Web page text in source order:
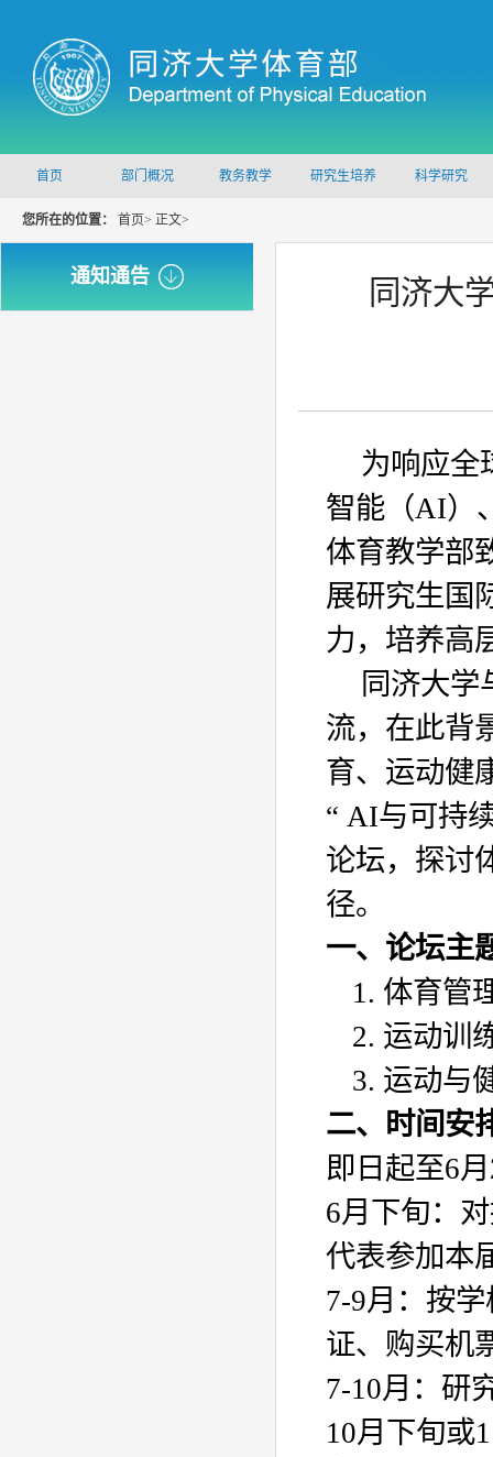
首页 部门概况 教务教学 研究生培养 科学研究
您所在的位置： 首页> 正文>
通知通告 同济大
为响应全
智能（AI）
体育教学部
展研究生国
力，培养高
同济大
流，在此背
育、运动健
“ AI与可持
论坛，探讨
径。
一、论坛主
1. 体育管
2. 运动训
3. 运动与
二、时间安
即日起至6月
6月下旬：
代表参加本
7-9月：按
证、购买机
7-10月：研
10月下旬或